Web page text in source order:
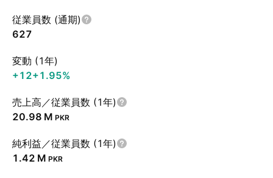
従業員数 (通期)
627
変動 (1年)
+12+1.95%
売上高／従業員数 (1年)
‪20.98 M‬ PKR
純利益／従業員数 (1年)
‪1.42 M‬ PKR